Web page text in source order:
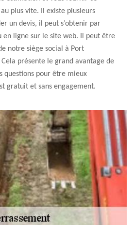
plus vite. Il existe plusieurs
un devis, il peut s’obtenir par
en ligne sur le site web. Il peut être
notre siège social à Port
présente le grand avantage de
questions pour être mieux
gratuit et sans engagement.